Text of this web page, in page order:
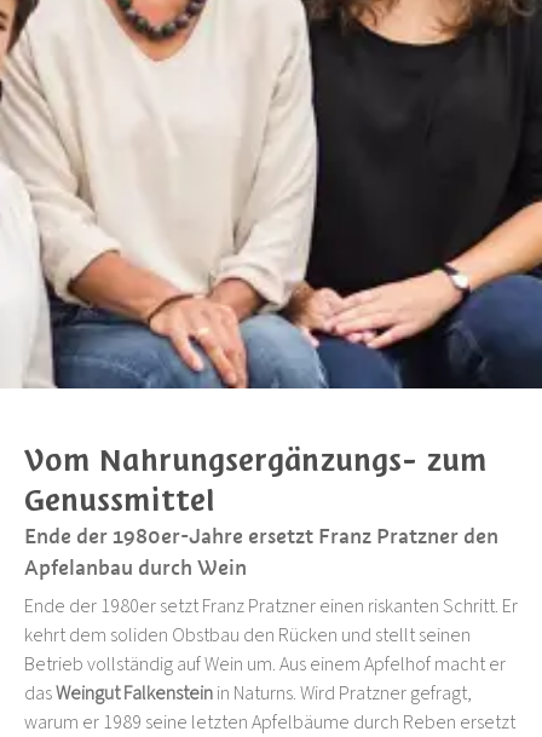
Vom Nahrungsergänzungs- zum
Genussmittel
Ende der 1980er-Jahre ersetzt Franz Pratzner den
Apfelanbau durch Wein
Ende der 1980er setzt Franz Pratzner einen riskanten Schritt. Er
kehrt dem soliden Obstbau den Rücken und stellt seinen
Betrieb vollständig auf Wein um. Aus einem Apfelhof macht er
dasWeingut Falkensteinin Naturns. Wird Pratzner gefragt,
warum er 1989 seine letzten Apfelbäume durch Reben ersetzt